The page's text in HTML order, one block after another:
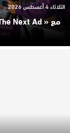
الثلاثاء 4 أغسطس 2026